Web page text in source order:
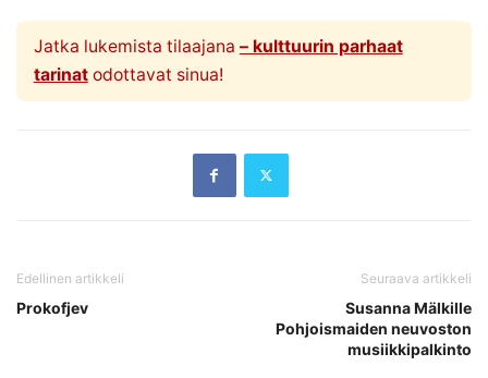
Jatka lukemista tilaajana – kulttuurin parhaat
tarinatodottavat sinua!
Edellinen artikkeli
Prokofjev
Seuraava artikkeli
Susanna Mälkille
Pohjoismaiden neuvoston
musiikkipalkinto